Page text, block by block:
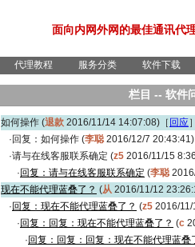
面向内网外网的最佳通讯代
代理教程 服务分类 软件下载
栏目 -- 软件
如何操作 (退款 2016/11/14 14:07:08)［ 回应
·回复：如何操作 (李聪2016/12/7
·请与在线客服联系确定 (z5 2016/11/15
· 回复：请与在线客服联系确定 (李聪
现在不能代理蓝叠了？ (从 2016/11/12
· 回复：现在不能代理蓝叠了？ (z5 2016/
· 回复：回复：现在不能代理蓝叠了？ (c
· 回复：回复：回复：现在不能代理蓝叠